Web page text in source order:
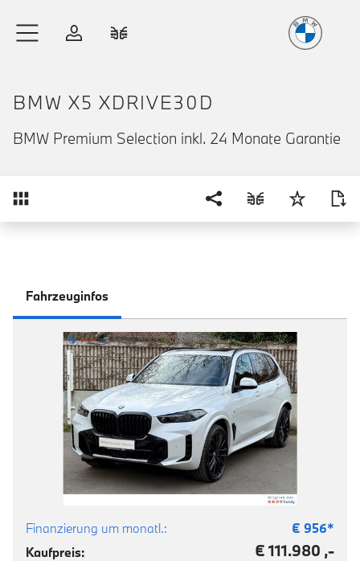
Anmelden
BMW X5 XDRIVE30D
BMW Premium Selection inkl. 24 Monate Garantie
Fahrzeuginfos
Finanzierung um monatl.: € 956*
Kaufpreis:
€ 111.980 ,-